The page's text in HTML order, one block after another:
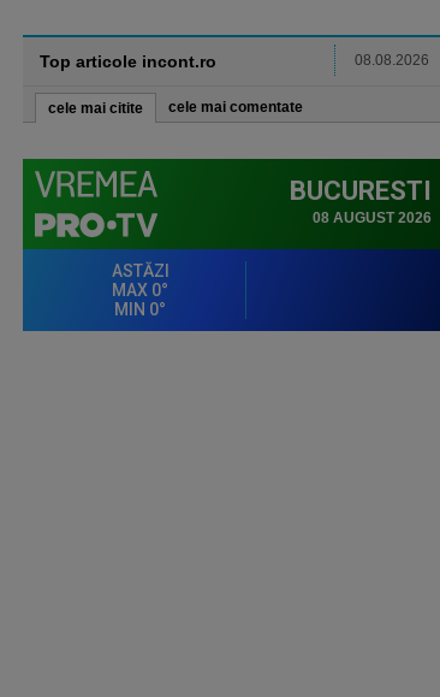
Top articole incont.ro 08.08.2026
cele mai citite cele mai comentate